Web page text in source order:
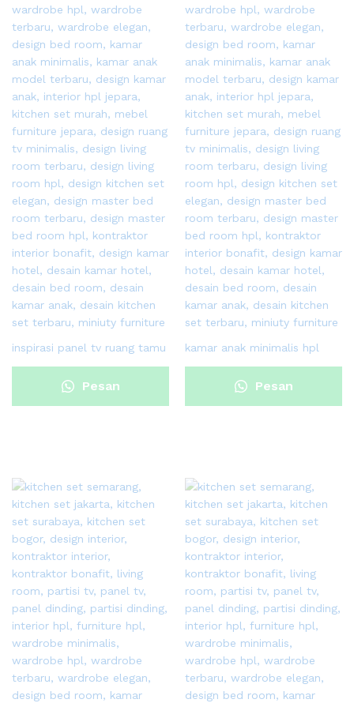
inspirasi panel tv ruang tamu
Pesan
kamar anak minimalis hpl
Pesan